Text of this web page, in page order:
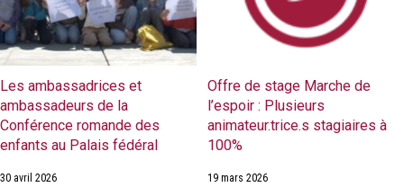
Les ambassadrices et
ambassadeurs de la
Conférence romande des
enfants au Palais fédéral
30 avril 2026
Offre de stage Marche de
l’espoir : Plusieurs
animateur.trice.s stagiaires à
100%
19 mars 2026